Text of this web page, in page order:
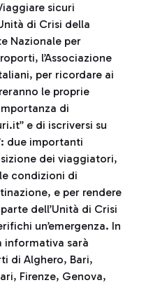
sicuri
di Crisi della
Nazionale per
l’Associazione
per ricordare ai
le proprie
di
e di iscriversi su
due importanti
dei viaggiatori,
condizioni di
e per rendere
dell’Unità di Crisi
un’emergenza. In
informativa sarà
di Alghero, Bari,
Firenze, Genova,